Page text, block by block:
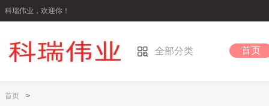
科瑞伟业，欢迎你！
全部分类 首页
首页 >